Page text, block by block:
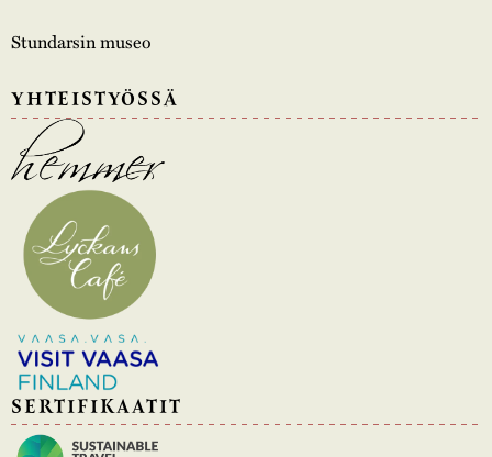
Stundarsin museo
YHTEISTYÖSSÄ
SERTIFIKAATIT